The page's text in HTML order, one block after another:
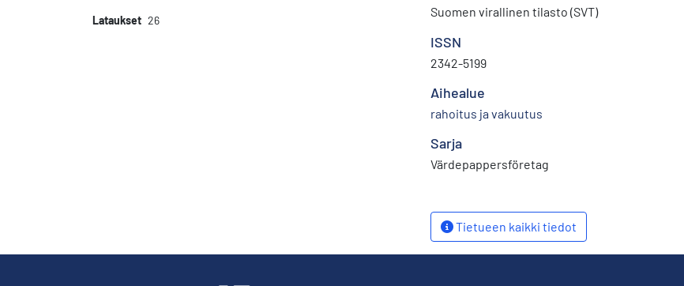
Lataukset 26
Suomen virallinen tilasto (SVT)
ISSN
2342-5199
Aihealue
rahoitus ja vakuutus
Sarja
Värdepappersföretag
Tietueen kaikki tiedot